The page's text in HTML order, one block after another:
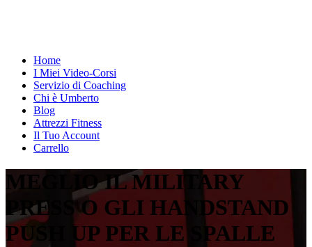
Home
I Miei Video-Corsi
Servizio di Coaching
Chi è Umberto
Blog
Attrezzi Fitness
Il Tuo Account
Carrello
MEGLIO IL MILITARY
PRESS O GLI HANDSTAND
PUSH UP PER LE SPALLE